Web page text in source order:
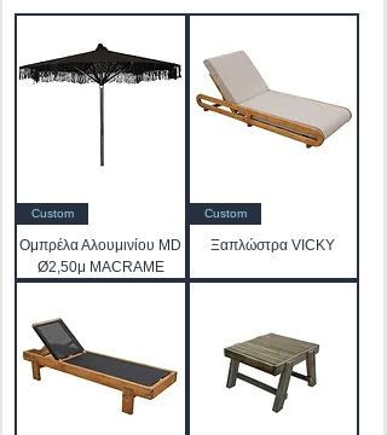
Custom
Ομπρέλα Αλουμινίου MD
Ø2,50μ MACRAME
Custom
Ξαπλώστρα VICKY